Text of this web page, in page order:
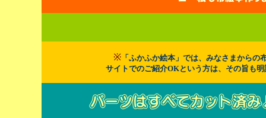
※「ふかふか絵本」では、みなさまからの
サイトでのご紹介OKという方は、その旨も